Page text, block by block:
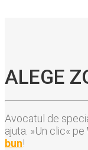
ALEGE
Avocatul de
ajuta. »Un clic« pe
bun!